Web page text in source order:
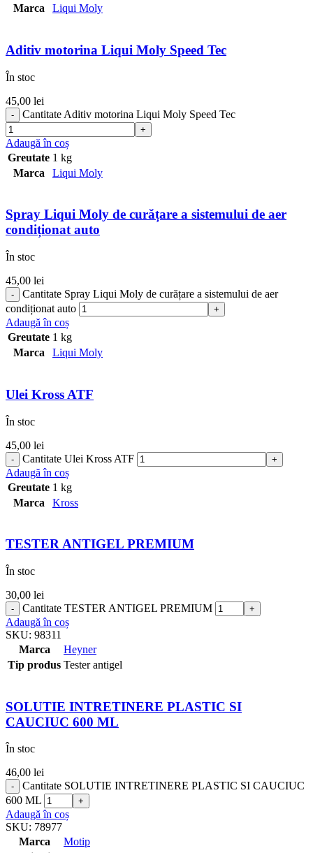
Marca
Liqui Moly
Aditiv motorina Liqui Moly Speed Tec
În stoc
45,00 lei
Cantitate Aditiv motorina Liqui Moly Speed Tec
Adaugă în coș
Greutate 1 kg
Marca
Liqui Moly
Spray Liqui Moly de curățare a sistemului de aer
condiționat auto
În stoc
45,00 lei
Cantitate Spray Liqui Moly de curățare a sistemului de aer
condiționat auto
Adaugă în coș
Greutate 1 kg
Marca
Liqui Moly
Ulei Kross ATF
În stoc
45,00 lei
Cantitate Ulei Kross ATF
Adaugă în coș
Greutate 1 kg
Marca
Kross
TESTER ANTIGEL PREMIUM
În stoc
30,00 lei
Cantitate TESTER ANTIGEL PREMIUM
Adaugă în coș
SKU: 98311
Marca
Heyner
Tip produs Tester antigel
SOLUTIE INTRETINERE PLASTIC SI
CAUCIUC 600 ML
În stoc
46,00 lei
Cantitate SOLUTIE INTRETINERE PLASTIC SI CAUCIUC
600 ML
Adaugă în coș
SKU: 78977
Marca
Motip